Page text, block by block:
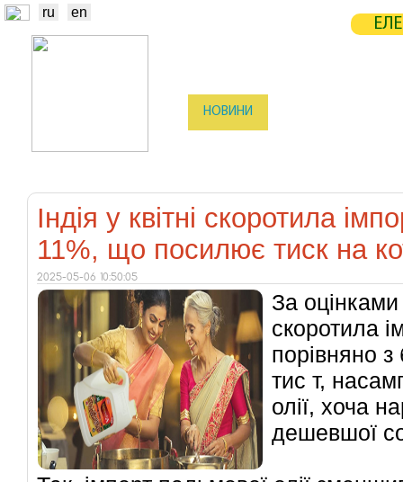
ru en
НОВИНИ
Індія у квітні скоротила
11%, що посилює тиск на
2025-05-06 10:50:05
За оцінками
скоротила
порівняно
тис т,
олії, хоча
дешевшої